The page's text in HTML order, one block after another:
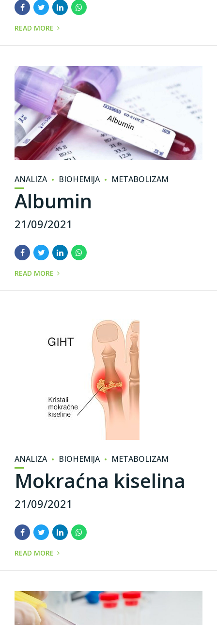
READ MORE
ANALIZA BIOHEMIJA METABOLIZAM
Albumin
21/09/2021
READ MORE
ANALIZA BIOHEMIJA METABOLIZAM
Mokraćna kiselina
21/09/2021
READ MORE